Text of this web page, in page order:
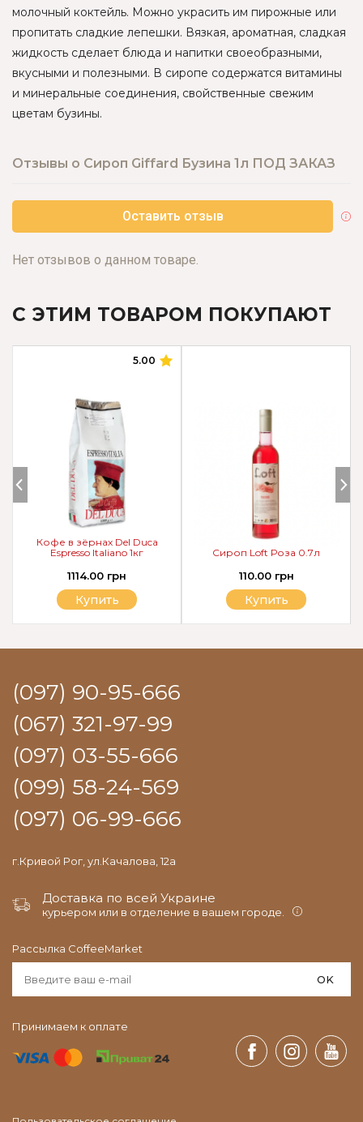
молочный коктейль. Можно украсить им пирожные или
пропитать сладкие лепешки. Вязкая, ароматная, сладкая
жидкость сделает блюда и напитки своеобразными,
вкусными и полезными. В сиропе содержатся витамины
и минеральные соединения, свойственные свежим
цветам бузины.
Отзывы о Сироп Giffard Бузина 1л ПОД ЗАКАЗ
Оставить отзыв
Нет отзывов о данном товаре.
С ЭТИМ ТОВАРОМ ПОКУПАЮТ
Сироп Loft Роза 0.7л
110.00 грн
Купить
5.00
Кофе в зёрнах Del Duca
Espresso Italiano 1кг
1114.00 грн
Купить
(097) 90-95-666
(067) 321-97-99
(097) 03-55-666
(099) 58-24-569
(097) 06-99-666
г.Кривой Рог, ул.Качалова, 12а
Доставка по всей Украине
курьером или в отделение в вашем городе.
Рассылка CoffeeMarket
OK
Принимаем к оплате